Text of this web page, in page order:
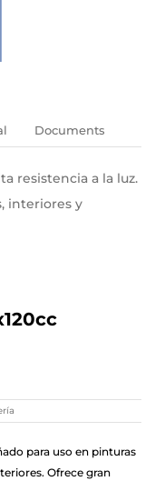
Documents
resistencia a la luz.
interiores y
para uso en pinturas
Ofrece gran